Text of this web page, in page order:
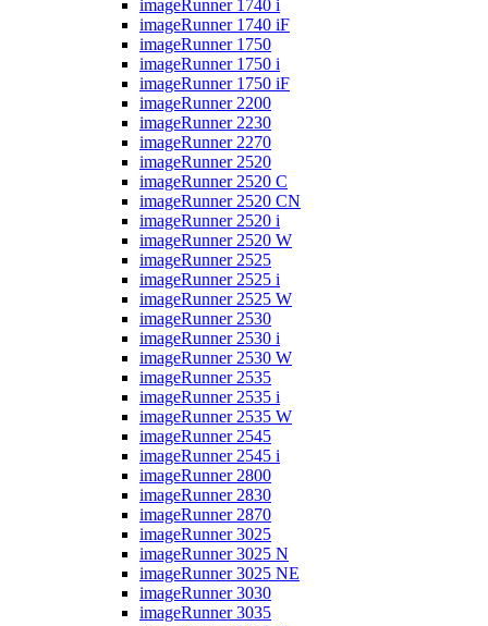
imageRunner 1740 i
imageRunner 1740 iF
imageRunner 1750
imageRunner 1750 i
imageRunner 1750 iF
imageRunner 2200
imageRunner 2230
imageRunner 2270
imageRunner 2520
imageRunner 2520 C
imageRunner 2520 CN
imageRunner 2520 i
imageRunner 2520 W
imageRunner 2525
imageRunner 2525 i
imageRunner 2525 W
imageRunner 2530
imageRunner 2530 i
imageRunner 2530 W
imageRunner 2535
imageRunner 2535 i
imageRunner 2535 W
imageRunner 2545
imageRunner 2545 i
imageRunner 2800
imageRunner 2830
imageRunner 2870
imageRunner 3025
imageRunner 3025 N
imageRunner 3025 NE
imageRunner 3030
imageRunner 3035